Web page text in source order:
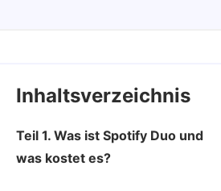
Inhaltsverzeichnis
Teil 1. Was ist Spotify Duo und
was kostet es?